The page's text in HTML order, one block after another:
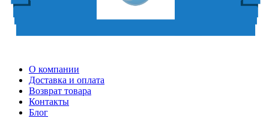
О компании
Доставка и оплата
Возврат товара
Контакты
Блог